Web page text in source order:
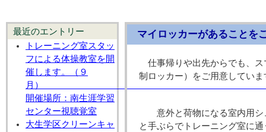
最近のエントリー
トレーニング室スタッ
フによる体操教室を開
催します。（９
月
開催場所：南生涯学習
センター視聴覚室
大生学区クリーンキャ
マイロッカーがあることを
仕事帰りや出先からでも、
制ロッカー）をご用意していま
意外と荷物になる室内用シ
と手ぶらでトレーニング室に